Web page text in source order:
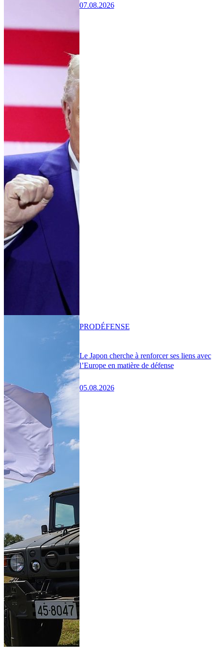
07.08.2026
Le Japon cherche à renforcer ses liens avec
l’Europe en matière de défense
05.08.2026
PRODÉFENSE